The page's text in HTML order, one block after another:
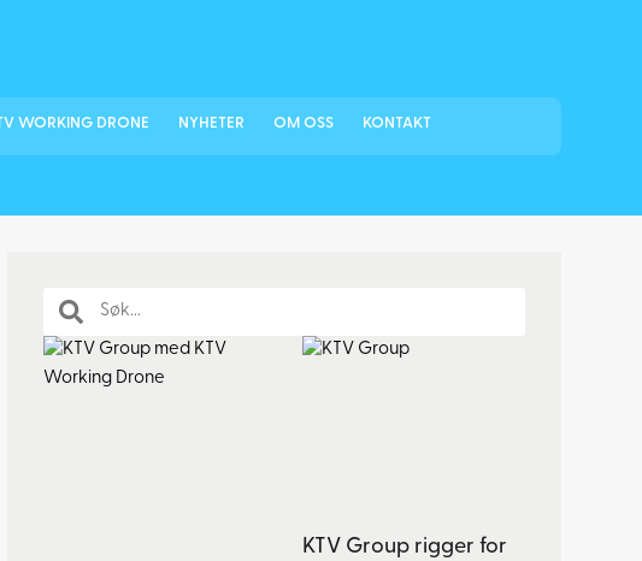
WORKING DRONE NYHETER OM OSS KONTAKT
KTV Group rigger for